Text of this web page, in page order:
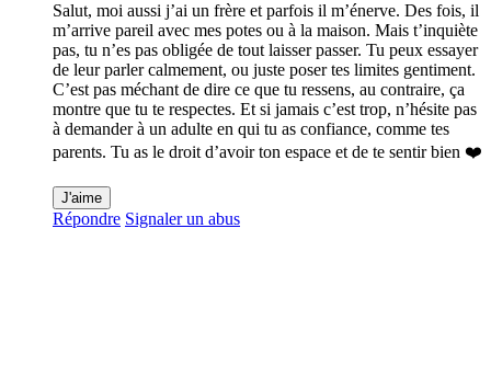
Salut, moi aussi j’ai un frère et parfois il m’énerve. Des fois, il
m’arrive pareil avec mes potes ou à la maison. Mais t’inquiète
pas, tu n’es pas obligée de tout laisser passer. Tu peux essayer
de leur parler calmement, ou juste poser tes limites gentiment.
C’est pas méchant de dire ce que tu ressens, au contraire, ça
montre que tu te respectes. Et si jamais c’est trop, n’hésite pas
à demander à un adulte en qui tu as confiance, comme tes
parents. Tu as le droit d’avoir ton espace et de te sentir bien ❤️
J'aime
Répondre Signaler un abus